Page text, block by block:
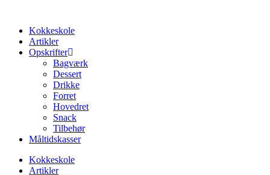
indholdKokkeskole
Artikler
Opskrifter
Bagværk
Dessert
Drikke
Forret
Hovedret
Snack
Tilbehør
Måltidskasser
Kokkeskole
Artikler